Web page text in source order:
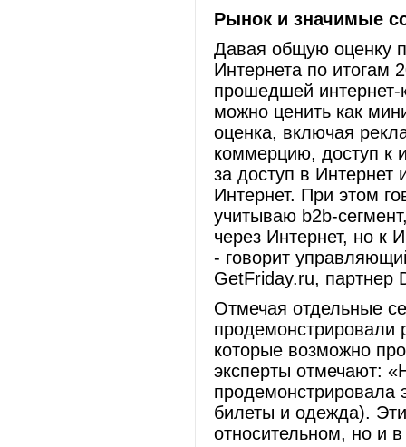
Рынок и значимые
Давая общую оценку
Интернета по итогам
прошедшей
можно ценить как
оценка, включая
коммерцию, доступ к
за доступ в Интернет
Интернет. При этом
учитываю b2b-
через Интернет, но к
- говорит
GetFriday.ru, партнер
Отмечая отдельные
продемонстрировали
которые возможно
эксперты отмечают:
продемонстрировала
билеты и одежда).
относительном, но и